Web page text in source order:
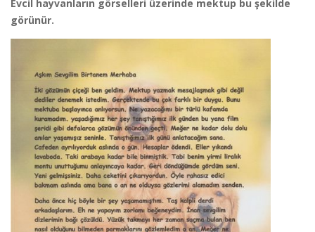
Evcil hayvanların görselleri üzerinde mektup bu şekilde
görünür.